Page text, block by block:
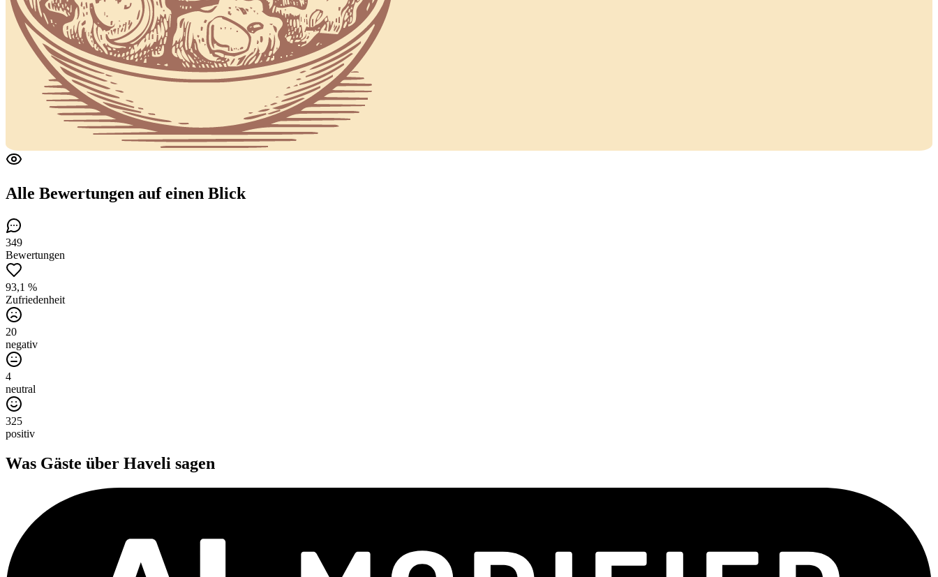
Alle Bewertungen auf einen Blick
349
Bewertungen
93,1 %
Zufriedenheit
20
negativ
4
neutral
325
positiv
Was Gäste über Haveli sagen